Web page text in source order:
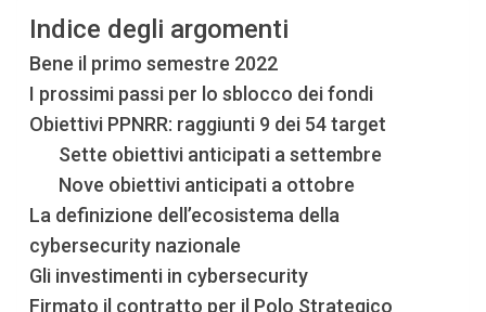
Indice degli argomenti
Bene il primo semestre 2022
I prossimi passi per lo sblocco dei fondi
Obiettivi PPNRR: raggiunti 9 dei 54 target
Sette obiettivi anticipati a settembre
Nove obiettivi anticipati a ottobre
La definizione dell’ecosistema della
cybersecurity nazionale
Gli investimenti in cybersecurity
Firmato il contratto per il Polo Strategico